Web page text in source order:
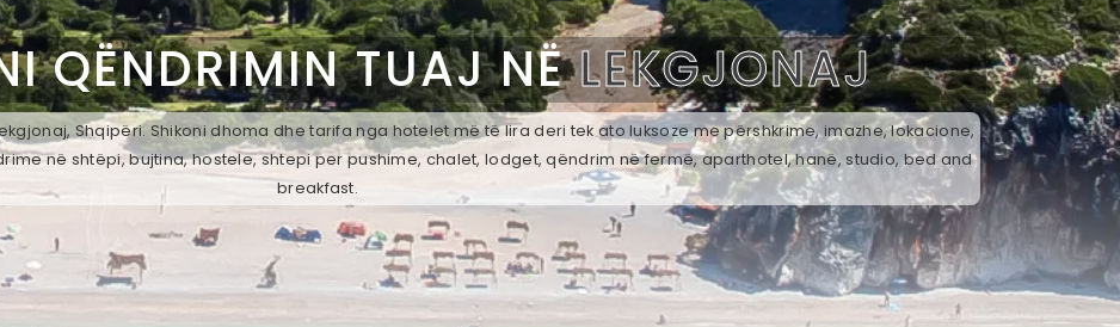
QËNDRIMIN TUAJ NËLEKGJONAJ
Shqipëri. Shikoni dhoma dhe tarifa nga hotelet më të lira deri tek ato luksoze me përshkrime, imazhe, lokacione,
në shtëpi, bujtina, hostele, shtepi per pushime, chalet, lodget, qëndrim në fermë, aparthotel, hanë, studio, bed and
breakfast.